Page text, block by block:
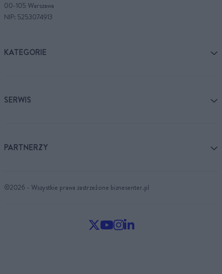
00-105 Warszawa
NIP: 5253074913
KATEGORIE
SERWIS
PARTNERZY
©2026 - Wszystkie prawa zastrzeżone biznesenter.pl